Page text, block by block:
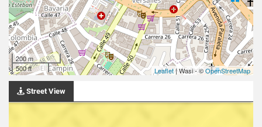
200 m
500 ft
Leaflet| Wasi - ©OpenStreetMap
Street View